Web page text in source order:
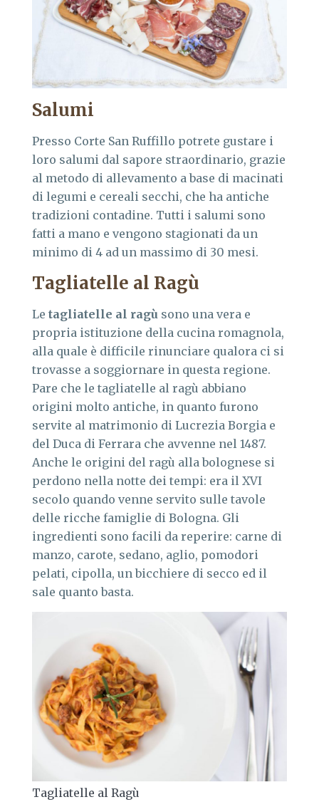
Salumi
Presso Corte San Ruffillo potrete gustare i
loro salumi dal sapore straordinario, grazie
al metodo di allevamento a base di macinati
di legumi e cereali secchi, che ha antiche
tradizioni contadine. Tutti i salumi sono
fatti a mano e vengono stagionati da un
minimo di 4 ad un massimo di 30 mesi.
Tagliatelle al Ragù
Le tagliatelle al ragù sono una vera e
propria istituzione della cucina romagnola,
alla quale è difficile rinunciare qualora ci si
trovasse a soggiornare in questa regione.
Pare che le tagliatelle al ragù abbiano
origini molto antiche, in quanto furono
servite al matrimonio di Lucrezia Borgia e
del Duca di Ferrara che avvenne nel 1487.
Anche le origini del ragù alla bolognese si
perdono nella notte dei tempi: era il XVI
secolo quando venne servito sulle tavole
delle ricche famiglie di Bologna. Gli
ingredienti sono facili da reperire: carne di
manzo, carote, sedano, aglio, pomodori
pelati, cipolla, un bicchiere di secco ed il
sale quanto basta.
Tagliatelle al Ragù